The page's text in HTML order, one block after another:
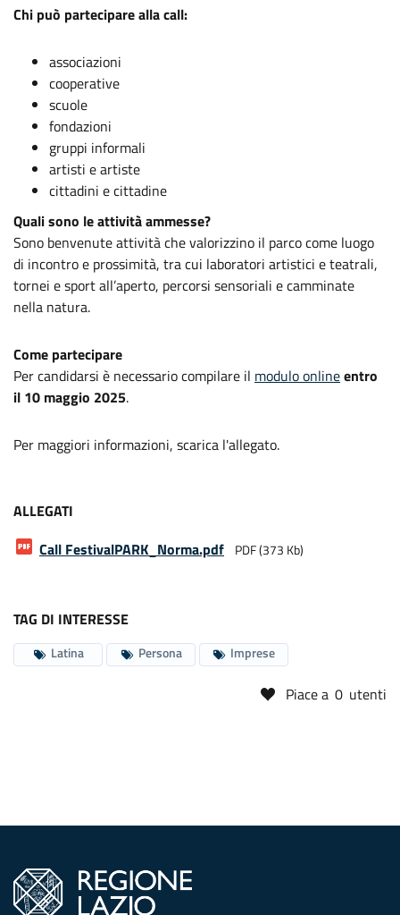
Chi può partecipare alla call:
associazioni
cooperative
scuole
fondazioni
gruppi informali
artisti e artiste
cittadini e cittadine
Quali sono le attività ammesse?
Sono benvenute attività che valorizzino il parco come luogo
di incontro e prossimità, tra cui laboratori artistici e teatrali,
tornei e sport all’aperto, percorsi sensoriali e camminate
nella natura.
Come partecipare
Per candidarsi è necessario compilare il modulo onlineentro
il 10 maggio 2025.
Per maggiori informazioni, scarica l'allegato.
ALLEGATI
Call FestivalPARK_Norma.pdf PDF (373 Kb)
TAG DI INTERESSE
Latina Persona Imprese
Piace a 0 utenti